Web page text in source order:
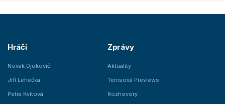
Hráči
Novak Djokovič
Jiří Lehečka
Petra Kvitová
Zprávy
Aktuality
Tenisová Previews
Rozhovory